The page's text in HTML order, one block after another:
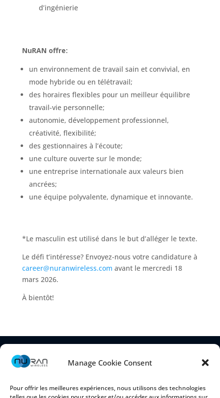
Manage Cookie Consent
Pour offrir les meilleures expériences, nous utilisons des technologies
d’ingénierie
NuRAN offre:
un environnement de travail sain et convivial, en
mode hybride ou en télétravail;
des horaires flexibles pour un meilleur équilibre
travail-vie personnelle;
autonomie, développement professionnel,
créativité, flexibilité;
des gestionnaires à l’écoute;
une culture ouverte sur le monde;
une entreprise internationale aux valeurs bien
ancrées;
une équipe polyvalente, dynamique et innovante.
*Le masculin est utilisé dans le but d’alléger le texte.
Le défi t’intéresse? Envoyez-nous votre candidature à
career@nuranwireless.com avant le mercredi 18
mars 2026.
À bientôt!